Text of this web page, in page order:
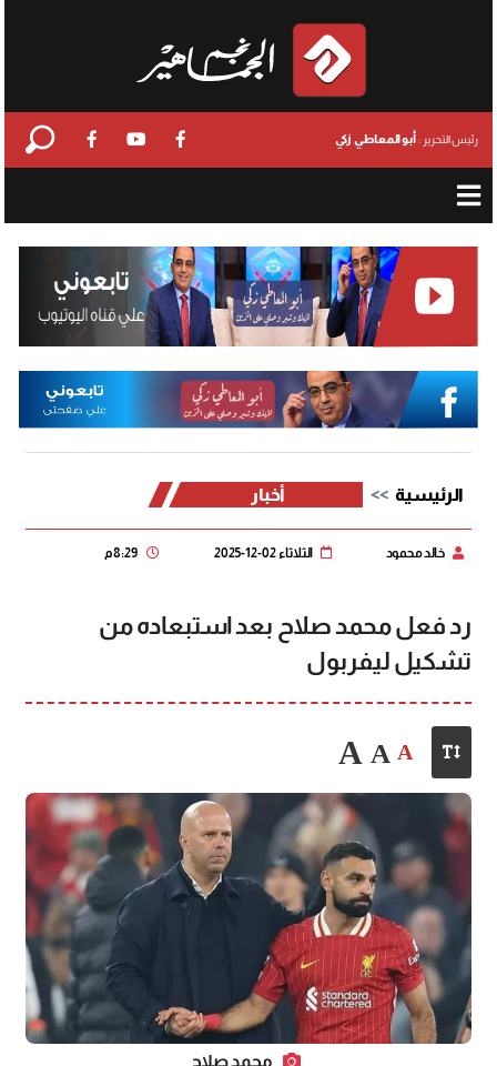
رئيس التحرير : أبو المعاطي زكي
الرئيسية أخبار
خالد محمود الثلاثاء 02-12-2025 8:29 م
رد فعل محمد صلاح بعد استبعاده من
تشكيل ليفربول
A
A
A
محمد صلاح